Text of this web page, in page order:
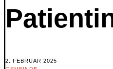
2. FEBRUAR 2025